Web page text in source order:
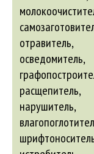
отравитель,
нарушитель,